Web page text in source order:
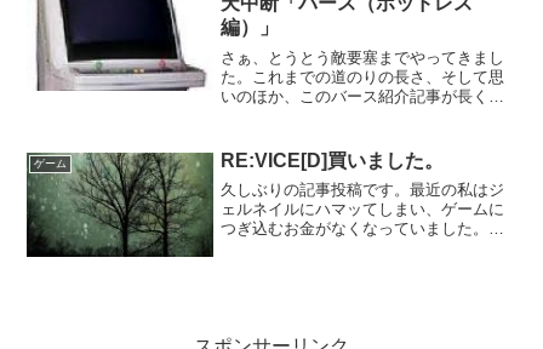
編）」
さぁ、とうとう敵要塞までやってきまし
た。これまでの道のりの長さ、そして思
いのほか、このバース紹介記事が長くな
懐かしいなぁ…。本当に…。いろいろあ
ったよ。うん、あった...
ゲーム RE:VICE[D]買いました。
久しぶりの記事投稿です。最近の私はジ
ェルネイルにハマッてしまい、ゲームに
つぎ込むお金がなくなっていました。で